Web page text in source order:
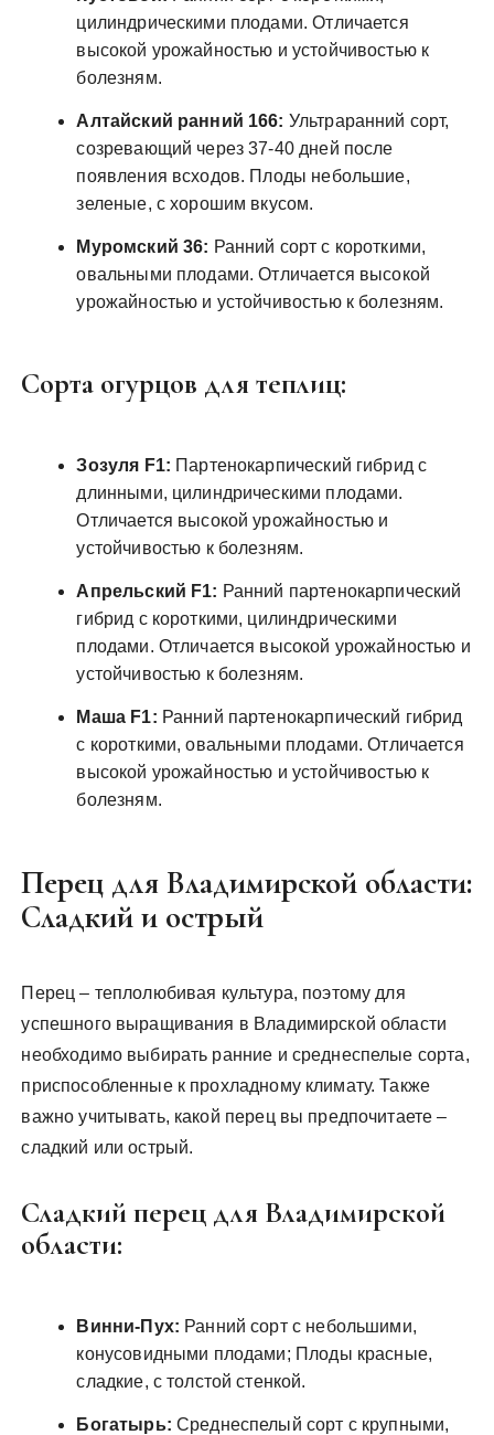
цилиндрическими плодами. Отличается
высокой урожайностью и устойчивостью к
болезням.
Алтайский ранний 166: Ультраранний сорт,
созревающий через 37-40 дней после
появления всходов. Плоды небольшие,
зеленые, с хорошим вкусом.
Муромский 36: Ранний сорт с короткими,
овальными плодами. Отличается высокой
урожайностью и устойчивостью к болезням.
Сорта огурцов для теплиц:
Зозуля F1: Партенокарпический гибрид с
длинными, цилиндрическими плодами.
Отличается высокой урожайностью и
устойчивостью к болезням.
Апрельский F1: Ранний партенокарпический
гибрид с короткими, цилиндрическими
плодами. Отличается высокой урожайностью и
устойчивостью к болезням.
Маша F1: Ранний партенокарпический гибрид
с короткими, овальными плодами. Отличается
высокой урожайностью и устойчивостью к
болезням.
Перец для Владимирской области:
Сладкий и острый
Перец – теплолюбивая культура, поэтому для
успешного выращивания в Владимирской области
необходимо выбирать ранние и среднеспелые сорта,
приспособленные к прохладному климату. Также
важно учитывать, какой перец вы предпочитаете –
сладкий или острый.
Сладкий перец для Владимирской
области:
Винни-Пух: Ранний сорт с небольшими,
конусовидными плодами; Плоды красные,
сладкие, с толстой стенкой.
Богатырь: Среднеспелый сорт с крупными,